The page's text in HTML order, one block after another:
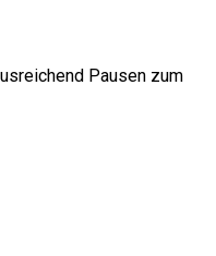
Pausen zum